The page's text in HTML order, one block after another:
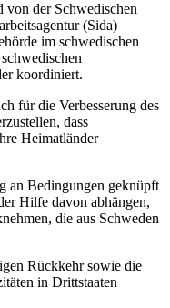
von der Schwedischen
(Sida)
im schwedischen
koordiniert.
für die Verbesserung des
dass
Heimatländer
an Bedingungen geknüpft
Hilfe davon abhängen,
die aus Schweden
Rückkehr sowie die
in Drittstaaten